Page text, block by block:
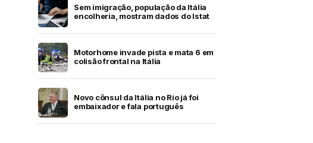
Sem imigração, população da Itália
encolheria, mostram dados do Istat
Motorhome invade pista e mata 6 em
colisão frontal na Itália
Novo cônsul da Itália no Rio já foi
embaixador e fala português